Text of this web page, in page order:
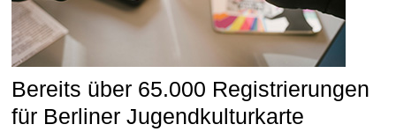
Bereits über 65.000 Registrierungen
für Berliner Jugendkulturkarte